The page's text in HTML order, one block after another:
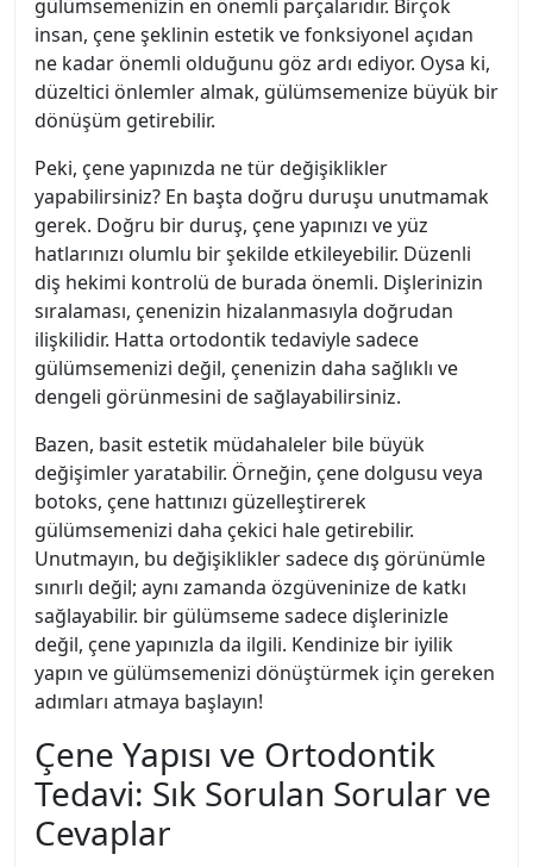
gülümsemenizin en önemli parçalarıdır. Birçok
insan, çene şeklinin estetik ve fonksiyonel açıdan
ne kadar önemli olduğunu göz ardı ediyor. Oysa ki,
düzeltici önlemler almak, gülümsemenize büyük bir
dönüşüm getirebilir.
Peki, çene yapınızda ne tür değişiklikler
yapabilirsiniz? En başta doğru duruşu unutmamak
gerek. Doğru bir duruş, çene yapınızı ve yüz
hatlarınızı olumlu bir şekilde etkileyebilir. Düzenli
diş hekimi kontrolü de burada önemli. Dişlerinizin
sıralaması, çenenizin hizalanmasıyla doğrudan
ilişkilidir. Hatta ortodontik tedaviyle sadece
gülümsemenizi değil, çenenizin daha sağlıklı ve
dengeli görünmesini de sağlayabilirsiniz.
Bazen, basit estetik müdahaleler bile büyük
değişimler yaratabilir. Örneğin, çene dolgusu veya
botoks, çene hattınızı güzelleştirerek
gülümsemenizi daha çekici hale getirebilir.
Unutmayın, bu değişiklikler sadece dış görünümle
sınırlı değil; aynı zamanda özgüveninize de katkı
sağlayabilir. bir gülümseme sadece dişlerinizle
değil, çene yapınızla da ilgili. Kendinize bir iyilik
yapın ve gülümsemenizi dönüştürmek için gereken
adımları atmaya başlayın!
Çene Yapısı ve Ortodontik
Tedavi: Sık Sorulan Sorular ve
Cevaplar